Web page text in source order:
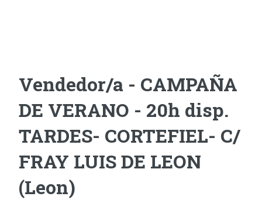
Vendedor/a - CAMPAÑA
DE VERANO - 20h disp.
TARDES- CORTEFIEL- C/
FRAY LUIS DE LEON
(Leon)